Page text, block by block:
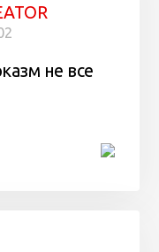
не все